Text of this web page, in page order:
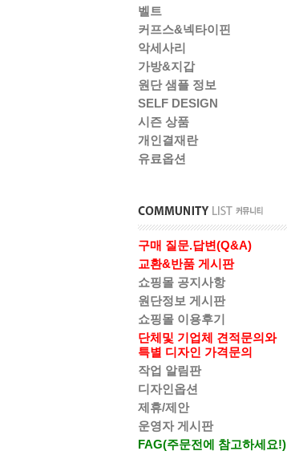
벨트
커프스&넥타이핀
악세사리
가방&지갑
원단 샘플 정보
SELF DESIGN
시즌 상품
개인결재란
유료옵션
구매 질문.답변(Q&A)
교환&반품 게시판
쇼핑몰 공지사항
원단정보 게시판
쇼핑몰 이용후기
단체및 기업체 견적문의와
특별 디자인 가격문의
작업 알림판
디자인옵션
제휴/제안
운영자 게시판
FAG(주문전에 참고하세요!)